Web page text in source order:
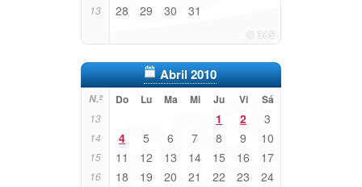
13 28 29 30 31
Abril 2010
N.º Do Lu Ma Mi Ju Vi Sá
13 1 2 3
14 4 5 6 7 8 9 10
15 11 12 13 14 15 16 17
16 18 19 20 21 22 23 24